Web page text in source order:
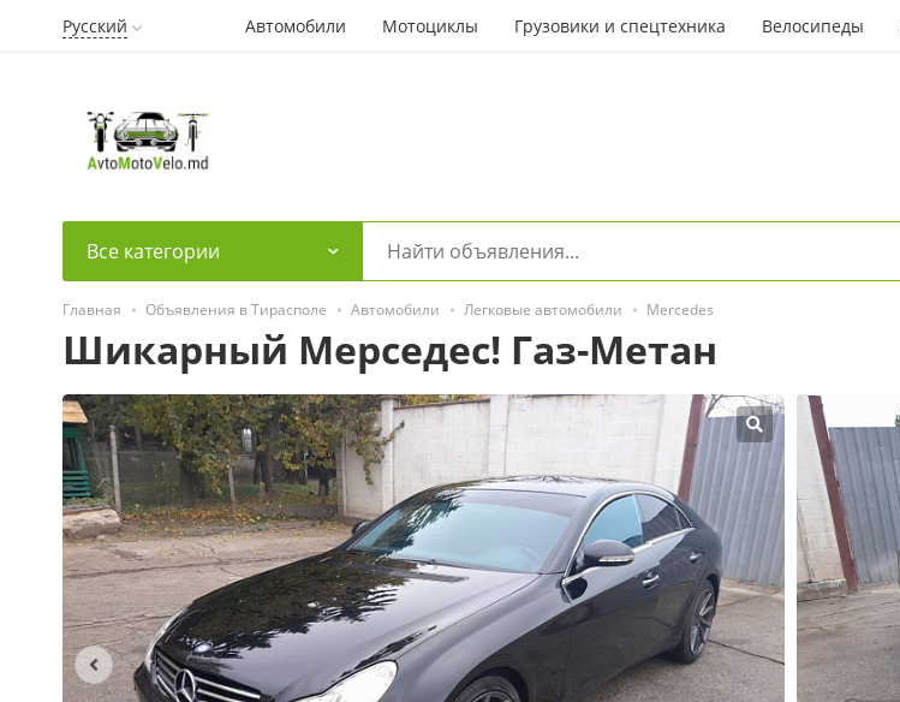
Русский Автомобили Мотоциклы Грузовики и спецтехника Велосипеды
Все категории
Главная Объявления в Тирасполе Автомобили Легковые автомобили Mercedes
Шикарный Мерседес! Газ-Метан